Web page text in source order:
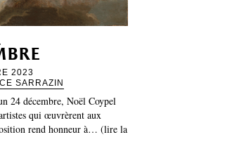
2023
SARRAZIN
24 décembre, Noël Coypel
qui œuvrèrent aux
rend honneur à… (lire la